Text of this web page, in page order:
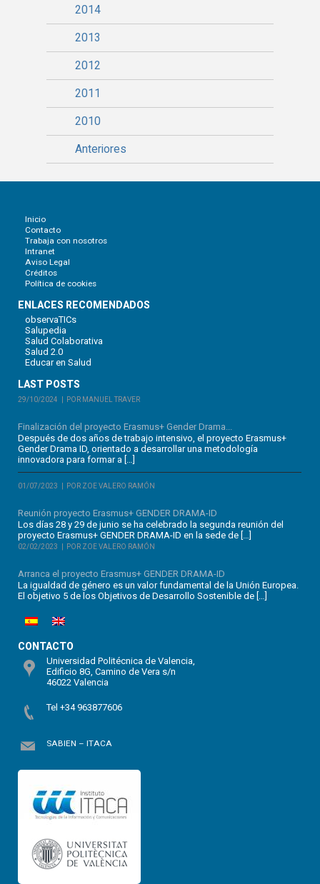
2014
2013
2012
2011
2010
Anteriores
Inicio
Contacto
Trabaja con nosotros
Intranet
Aviso Legal
Créditos
Política de cookies
ENLACES RECOMENDADOS
observaTICs
Salupedia
Salud Colaborativa
Salud 2.0
Educar en Salud
LAST POSTS
29/10/2024 POR MANUEL TRAVER
Finalización del proyecto Erasmus+ Gender Drama...
Después de dos años de trabajo intensivo, el proyecto Erasmus+
Gender Drama ID, orientado a desarrollar una metodología
innovadora para formar a […]
01/07/2023 POR ZOE VALERO RAMÓN
Reunión proyecto Erasmus+ GENDER DRAMA-ID
Los días 28 y 29 de junio se ha celebrado la segunda reunión del
proyecto Erasmus+ GENDER DRAMA-ID en la sede de […]
02/02/2023 POR ZOE VALERO RAMÓN
Arranca el proyecto Erasmus+ GENDER DRAMA-ID
La igualdad de género es un valor fundamental de la Unión Europea.
El objetivo 5 de los Objetivos de Desarrollo Sostenible de […]
CONTACTO
Universidad Politécnica de Valencia,
Edificio 8G, Camino de Vera s/n
46022 Valencia
Tel +34 963877606
SABIEN – ITACA